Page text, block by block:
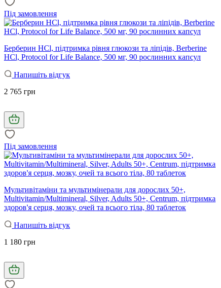
Під замовлення
Берберин HCl, підтримка рівня глюкози та ліпідів, Berberine
HCl, Protocol for Life Balance, 500 мг, 90 рослинних капсул
Напишіть відгук
2 765 грн
Під замовлення
Мультивітаміни та мультимінерали для дорослих 50+,
Multivitamin/Multimineral, Silver, Adults 50+, Centrum, підтримка
здоров'я серця, мозку, очей та всього тіла, 80 таблеток
Напишіть відгук
1 180 грн